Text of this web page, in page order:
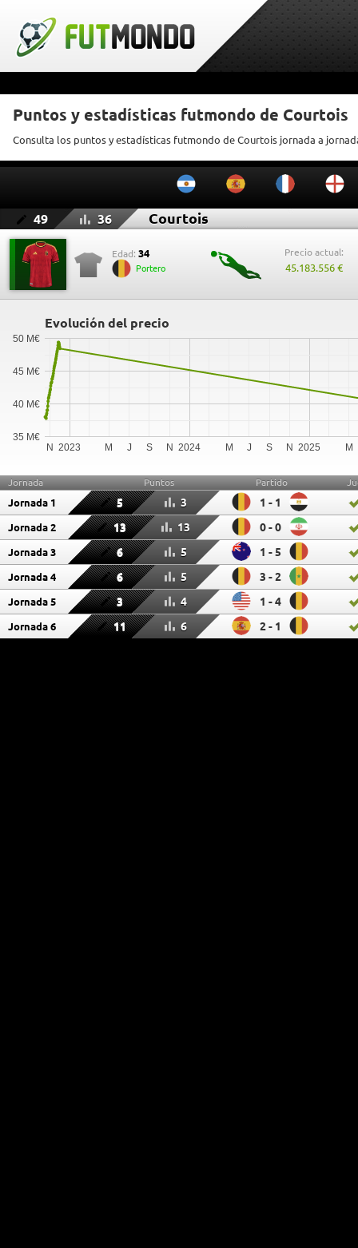
Puntos y estadísticas futmondo de Courtois
Consulta los puntos y estadísticas futmondo de Courtois jornada a
49 36 Courtois
Edad: 34
Portero
Precio actual:
45.183.556 €
Evolución del precio
2023 2024 2025
N M J S N M J S N M
35 M€
40 M€
45 M€
50 M€
Jornada Puntos Partido
Jornada 1 5 3 1 - 1
Jornada 2 13 13 0 - 0
Jornada 3 6 5 1 - 5
Jornada 4 6 5 3 - 2
Jornada 5 3 4 1 - 4
Jornada 6 11 6 2 - 1